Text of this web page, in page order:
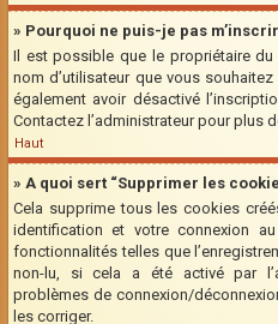
» Pourquoi ne puis-je pas
Il est possible que le propriétaire
nom d’utilisateur que vous
également avoir désactivé
Contactez l’administrateur pour plus
Haut
» A quoi sert “Supprimer les
Cela supprime tous les cookies
identification et votre connexion
fonctionnalités telles que
non-lu, si cela a été activé par
problèmes de connexion/
les corriger.